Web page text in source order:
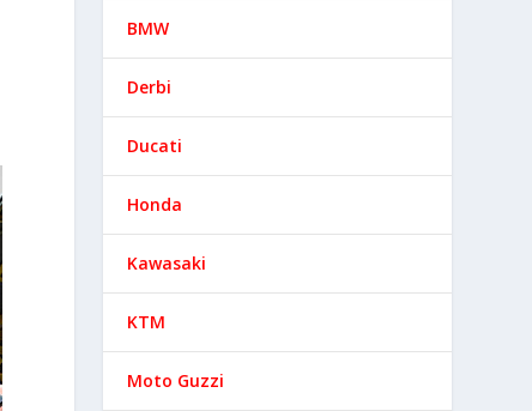
BMW
Derbi
Ducati
Honda
Kawasaki
KTM
Moto Guzzi